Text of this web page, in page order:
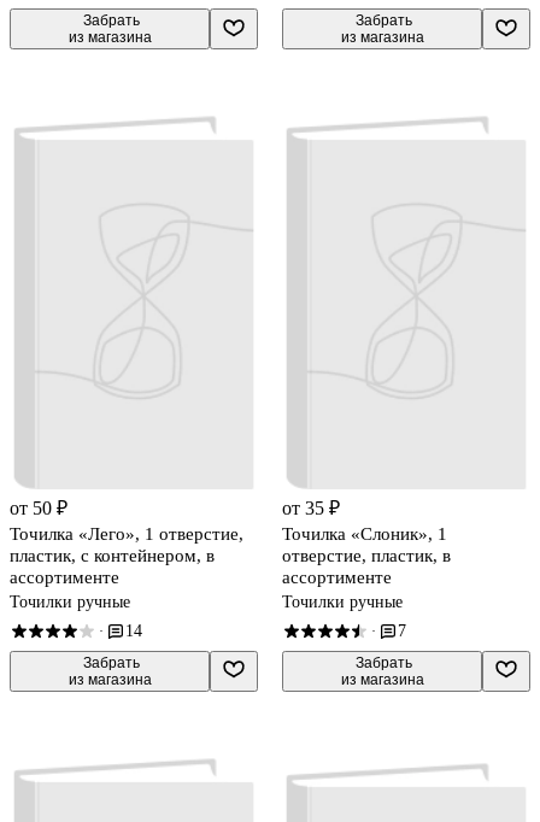
Забрать
из магазина
Забрать
из магазина
от 50 ₽
Точилка «Лего», 1 отверстие,
пластик, с контейнером, в
ассортименте
Точилки ручные
· 14
Забрать
из магазина
от 35 ₽
Точилка «Слоник», 1
отверстие, пластик, в
ассортименте
Точилки ручные
· 7
Забрать
из магазина